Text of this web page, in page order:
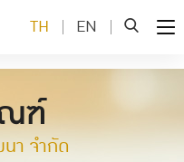
TH EN
ฑ์
า จำกัด